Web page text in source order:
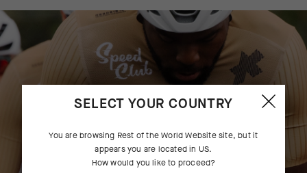
SELECT YOUR COUNTRY
You are browsing Rest of the World Websitesite, but it
appears you are located in US.
How would you like to proceed?